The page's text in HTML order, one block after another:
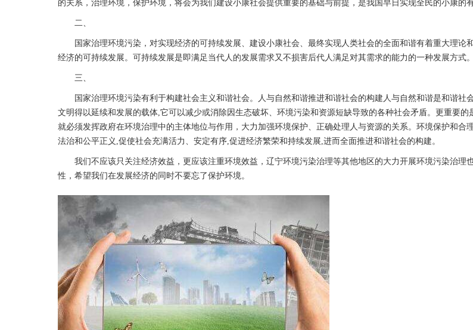
的关系，治理环境，保护环境，将会为我们建设小康社会提供重要的基础与前提，是我国早日实现全民的小康的有
二、
国家治理环境污染，对实现经济的可持续发展、建设小康社会、最终实现人类社会的全面和谐有着重大理论
经济的可持续发展。可持续发展是即满足当代人的发展需求又不损害后代人满足对其需求的能力的一种发展方式。
三、
国家治理环境污染有利于构建社会主义和谐社会。人与自然和谐推进和谐社会的构建人与自然和谐是和谐社
文明得以延续和发展的载体,它可以减少或消除因生态破坏、环境污染和资源短缺导致的各种社会矛盾。更重要的
就必须发挥政府在环境治理中的主体地位与作用，大力加强环境保护、正确处理人与资源的关系。环境保护和合
法治和公平正义,促使社会充满活力、安定有序,促进经济繁荣和持续发展,进而全面推进和谐社会的构建。
我们不应该只关注经济效益，更应该注重环境效益，辽宁环境污染治理等其他地区的大力开展环境污染治理
性，希望我们在发展经济的同时不要忘了保护环境。